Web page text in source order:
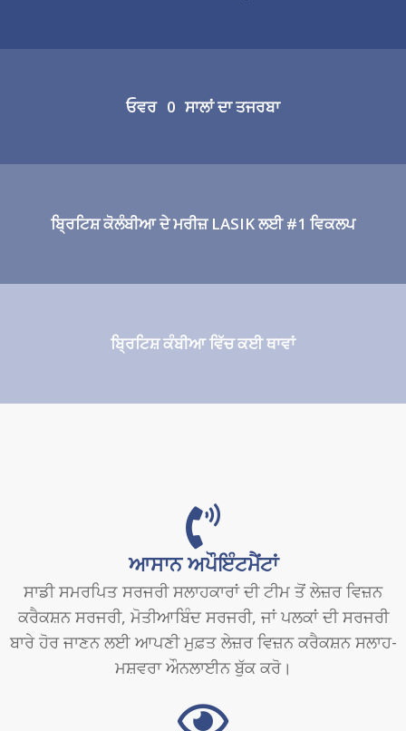
ਓਵਰ 0 ਸਾਲਾਂ ਦਾ ਤਜਰਬਾ
ਬ੍ਰਿਟਿਸ਼ ਕੋਲੰਬੀਆ ਦੇ ਮਰੀਜ਼ LASIK ਲਈ #1 ਵਿਕਲਪ
ਬ੍ਰਿਟਿਸ਼ ਕੰਬੀਆ ਵਿੱਚ ਕਈ ਥਾਵਾਂ
ਆਸਾਨ ਅਪੌਇੰਟਮੈਂਟਾਂ
ਸਾਡੀ ਸਮਰਪਿਤ ਸਰਜਰੀ ਸਲਾਹਕਾਰਾਂ ਦੀ ਟੀਮ ਤੋਂ ਲੇਜ਼ਰ ਵਿਜ਼ਨ
ਕਰੈਕਸ਼ਨ ਸਰਜਰੀ, ਮੋਤੀਆਬਿੰਦ ਸਰਜਰੀ, ਜਾਂ ਪਲਕਾਂ ਦੀ ਸਰਜਰੀ
ਬਾਰੇ ਹੋਰ ਜਾਣਨ ਲਈ ਆਪਣੀ ਮੁਫ਼ਤ ਲੇਜ਼ਰ ਵਿਜ਼ਨ ਕਰੈਕਸ਼ਨ ਸਲਾਹ-
ਮਸ਼ਵਰਾ ਔਨਲਾਈਨ ਬੁੱਕ ਕਰੋ।